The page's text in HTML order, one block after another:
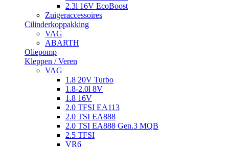
2.3l 16V EcoBoost
Zuigeraccessoires
Cilinderkoppakking
VAG
ABARTH
Oliepomp
Kleppen / Veren
VAG
1.8 20V Turbo
1.8-2.0l 8V
1.8 16V
2.0 TFSI EA113
2.0 TSI EA888
2.0 TSI EA888 Gen.3 MQB
2.5 TFSI
VR6